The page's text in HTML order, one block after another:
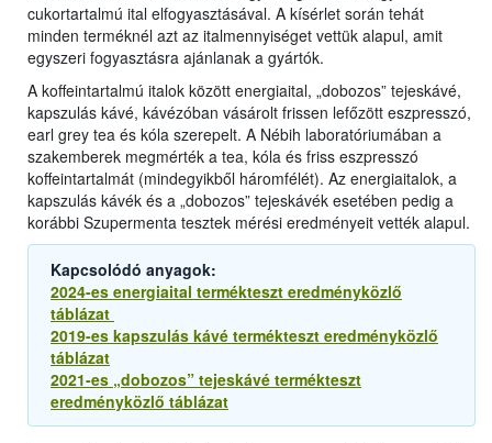
cukortartalmú ital elfogyasztásával. A kísérlet során tehát
minden terméknél azt az italmennyiséget vettük alapul, amit
egyszeri fogyasztásra ajánlanak a gyártók.
A koffeintartalmú italok között energiaital, „dobozos” tejeskávé,
kapszulás kávé, kávézóban vásárolt frissen lefőzött eszpresszó,
earl grey tea és kóla szerepelt. A Nébih laboratóriumában a
szakemberek megmérték a tea, kóla és friss eszpresszó
koffeintartalmát (mindegyikből háromfélét). Az energiaitalok, a
kapszulás kávék és a „dobozos” tejeskávék esetében pedig a
korábbi Szupermenta tesztek mérési eredményeit vették alapul.
Kapcsolódó anyagok:
2024-es energiaital termékteszt eredményközlő
táblázat
2019-es kapszulás kávé termékteszt eredményközlő
táblázat
2021-es „dobozos” tejeskávé termékteszt
eredményközlő táblázat